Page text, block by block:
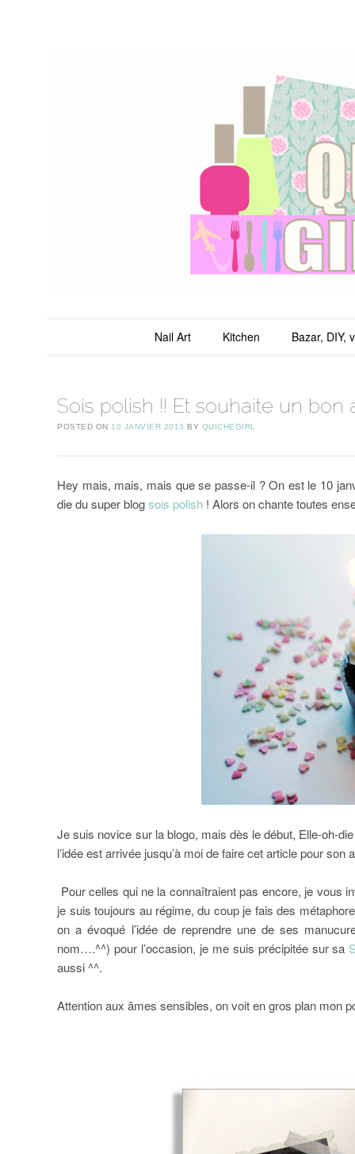
QuicheGirl
Nail Art Kitchen Bazar, DIY,
Sois polish !! Et souhaite un
POSTED ON 10 JANVIER 2013 BY QUICHEGIRL
Hey mais, mais, mais que se passe-il ? On est le 10
die du super blogsois polish ! Alors on chante toutes
Je suis novice sur la blogo, mais dès le début, Elle-oh-
l’idée est arrivée jusqu’à moi de faire cet article pour
Pour celles qui ne la connaîtraient pas encore, je vous
je suis toujours au régime, du coup je fais des
on a évoqué l’idée de reprendre une de ses
nom….^^) pour l’occasion, je me suis précipitée sur sa
aussi ^^.
Attention aux âmes sensibles, on voit en gros plan mon